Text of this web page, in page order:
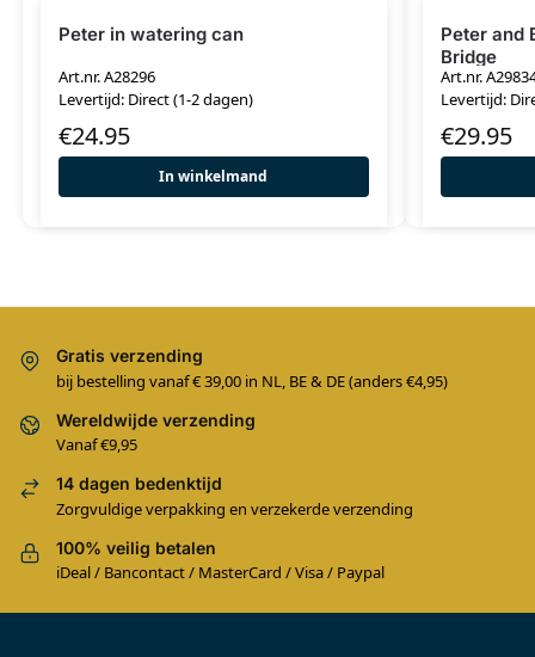
Peter in watering can
Art.nr. A28296
Levertijd: Direct (1-2 dagen)
€24.95
In winkelmand
Peter and
Bridge
Art.nr.
Levertijd:
€29.95
Gratis verzending
bij bestelling vanaf € 39,00 in NL, BE & DE (anders €4,95)
Wereldwijde verzending
Vanaf €9,95
14 dagen bedenktijd
Zorgvuldige verpakking en verzekerde verzending
100% veilig betalen
iDeal / Bancontact / MasterCard / Visa / Paypal